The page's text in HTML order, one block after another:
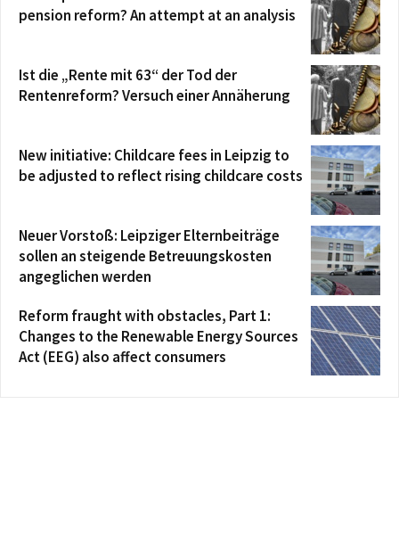
pension reform? An attempt at an analysis
Ist die „Rente mit 63“ der Tod der
Rentenreform? Versuch einer Annäherung
New initiative: Childcare fees in Leipzig to
be adjusted to reflect rising childcare costs
Neuer Vorstoß: Leipziger Elternbeiträge
sollen an steigende Betreuungskosten
angeglichen werden
Reform fraught with obstacles, Part 1:
Changes to the Renewable Energy Sources
Act (EEG) also affect consumers